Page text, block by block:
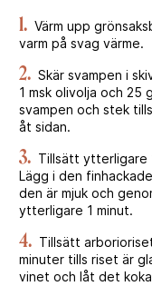
1. Värm upp
varm på svag värme.
2. Skär svampen i
1 msk olivolja och 25
svampen och stek
åt sidan.
3. Tillsätt ytterligare
Lägg i den
den är mjuk och
ytterligare 1 minut.
4. Tillsätt
minuter tills riset är
vinet och låt det